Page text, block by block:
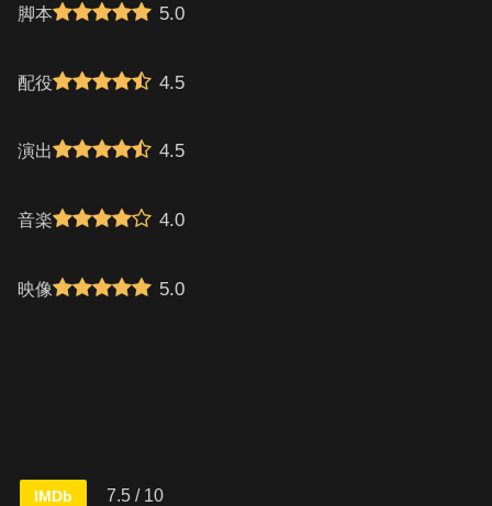
脚本 5.0
配役 4.5
演出 4.5
音楽 4.0
映像 5.0
IMDb 7.5 / 10